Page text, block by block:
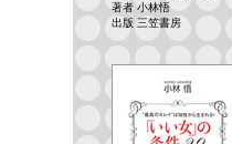
著者 小林悟
出版 三笠書房